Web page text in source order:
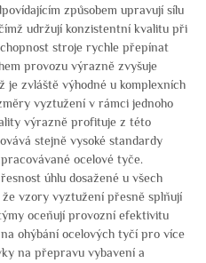
způsobem upravují sílu
udržují konzistentní kvalitu při
stroje rychle přepínat
provozu výrazně zvyšuje
zvláště výhodné u komplexních
vyztužení v rámci jednoho
výrazně profituje z této
stejně vysoké standardy
ocelové tyče.
úhlu dosažené u všech
vzory vyztužení přesně splňují
oceňují provozní efektivitu
ohýbání ocelových tyčí pro více
na přepravu vybavení a